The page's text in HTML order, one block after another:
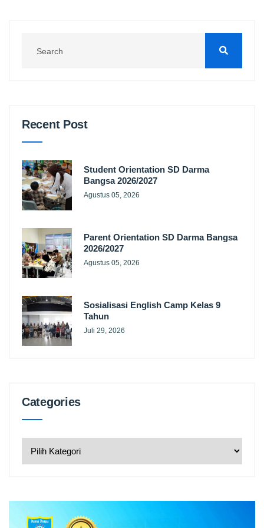
Recent Post
Student Orientation SD Darma
Bangsa 2026/2027
Agustus 05, 2026
Parent Orientation SD Darma Bangsa
2026/2027
Agustus 05, 2026
Sosialisasi English Camp Kelas 9
Tahun
Juli 29, 2026
Categories